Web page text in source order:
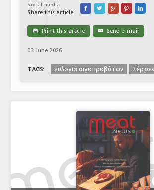
Social media
Share this article
    
 Print this article ✉ Send e-mail
03 June 2026
TAGS: ευλογιά αιγοπροβάτων Σέρρες